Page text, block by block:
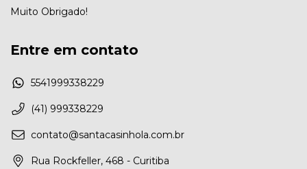
Muito Obrigado!
Entre em contato
5541999338229
(41) 999338229
contato@santacasinhola.com.br
Rua Rockfeller, 468 - Curitiba